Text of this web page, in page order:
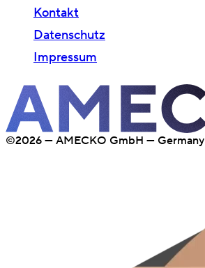
Kontakt
Datenschutz
Impressum
©2026 — AMECKO GmbH — Germany